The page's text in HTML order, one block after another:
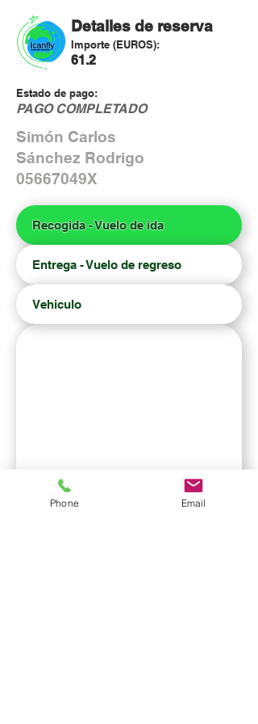
Detalles de reserva
Importe (EUROS):
61.2
Estado de pago:
PAGO COMPLETADO
Simón Carlos
Sánchez Rodrigo
05667049X
Recogida - Vuelo de ida
Entrega - Vuelo de regreso
Vehiculo
Phone Email